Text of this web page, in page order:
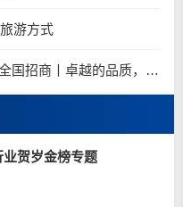
游方式
10、玉柴马石油-龙护工程机械油全国招商丨卓越的品质，专业的品牌！
贺岁金榜专题